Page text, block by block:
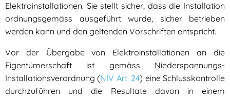
Elektroinstallationen. Sie stellt sicher, dass die Installation
ordnungsgemäss ausgeführt wurde, sicher betrieben
werden kann und den geltenden Vorschriften entspricht.
Vor der Übergabe von Elektroinstallationen an die
Eigentümerschaft ist gemäss Niederspannungs-
Installationsverordnung (NIV Art. 24) eine Schlusskontrolle
durchzuführen und die Resultate davon in einem